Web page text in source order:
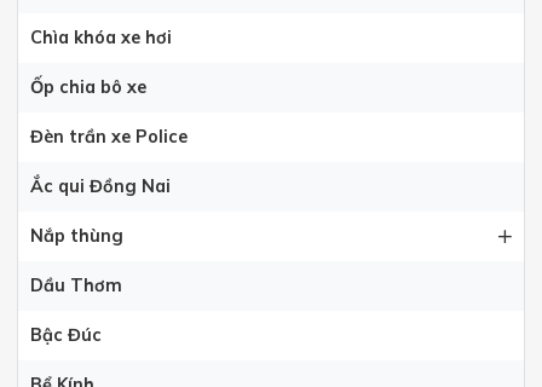
Chìa khóa xe hơi
Ốp chia bô xe
Đèn trần xe Police
Ắc qui Đồng Nai
Nắp thùng
Dầu Thơm
Bậc Đúc